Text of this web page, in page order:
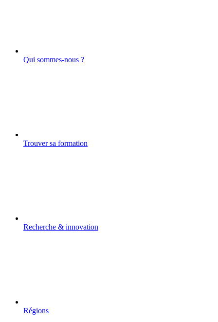
Qui sommes-nous ?
Trouver sa formation
Recherche & innovation
Régions